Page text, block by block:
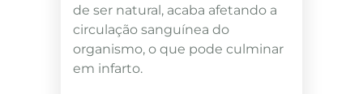
de ser natural, acaba afetando a
circulação sanguínea do
organismo, o que pode culminar
em infarto.